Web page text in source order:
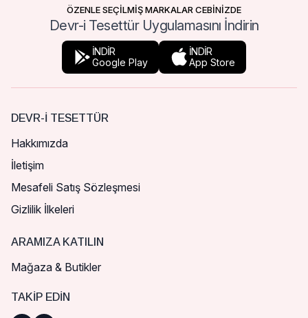
ÖZENLE SEÇİLMİŞ MARKALAR CEBİNİZDE
Devr-i Tesettür Uygulamasını İndirin
İNDİR
Google Play
İNDİR
App Store
DEVR-I TESETTÜR
Hakkımızda
İletişim
Mesafeli Satış Sözleşmesi
Gizlilik İlkeleri
ARAMIZA KATILIN
Mağaza & Butikler
TAKIP EDIN